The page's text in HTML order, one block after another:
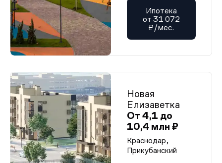
Ипотека
от 31 072
₽/мес.
Новая
Елизаветка
От 4,1 до
10,4 млн ₽
Краснодар,
Прикубанский